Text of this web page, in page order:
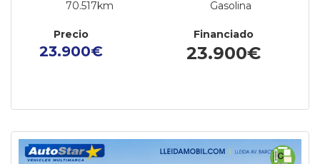
70.517km Gasolina
Precio
23.900€
Financiado
23.900€